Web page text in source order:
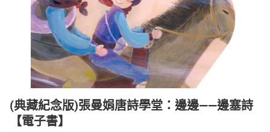
HOT
(典藏紀念版)張曼娟唐詩學堂：邊邊——邊塞詩
【電子書】